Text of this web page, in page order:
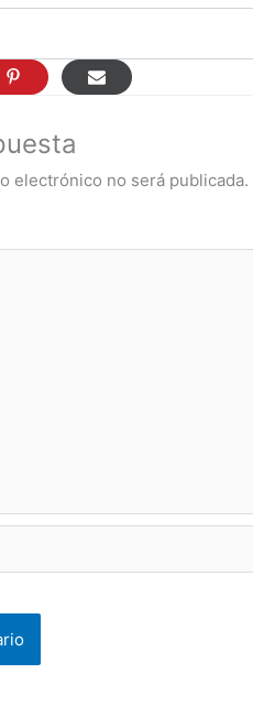
electrónico no será publicada.